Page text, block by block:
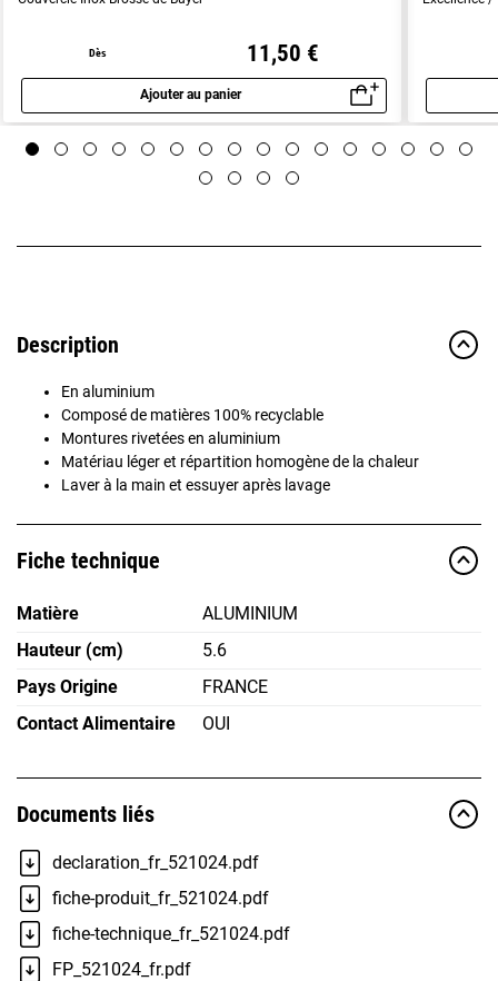
Dès 11,50 €
Ajouter au panier
Aperçu rapide
Description
En aluminium
Composé de matières 100% recyclable
Montures rivetées en aluminium
Matériau léger et répartition homogène de la chaleur
Laver à la main et essuyer après lavage
Fiche technique
Matière
ALUMINIUM
Hauteur (cm)
5.6
Pays Origine
FRANCE
Contact Alimentaire
OUI
Documents liés
declaration_fr_521024.pdf
fiche-produit_fr_521024.pdf
fiche-technique_fr_521024.pdf
FP_521024_fr.pdf